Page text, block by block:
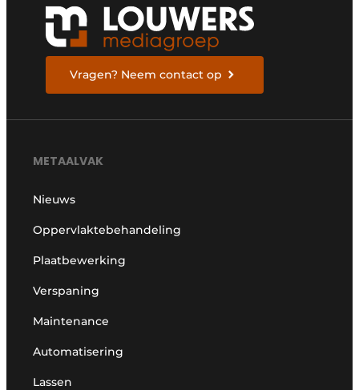
Vragen? Neem contact op
METAALVAK
Nieuws
Oppervlaktebehandeling
Plaatbewerking
Verspaning
Maintenance
Automatisering
Lassen